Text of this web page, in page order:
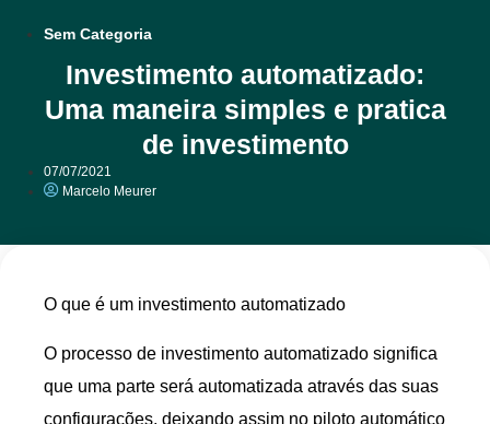
Sem Categoria
Investimento automatizado:
Uma maneira simples e pratica
de investimento
07/07/2021
Marcelo Meurer
O que é um investimento automatizado
O processo de investimento automatizado significa
que uma parte será automatizada através das suas
configurações, deixando assim no piloto automático